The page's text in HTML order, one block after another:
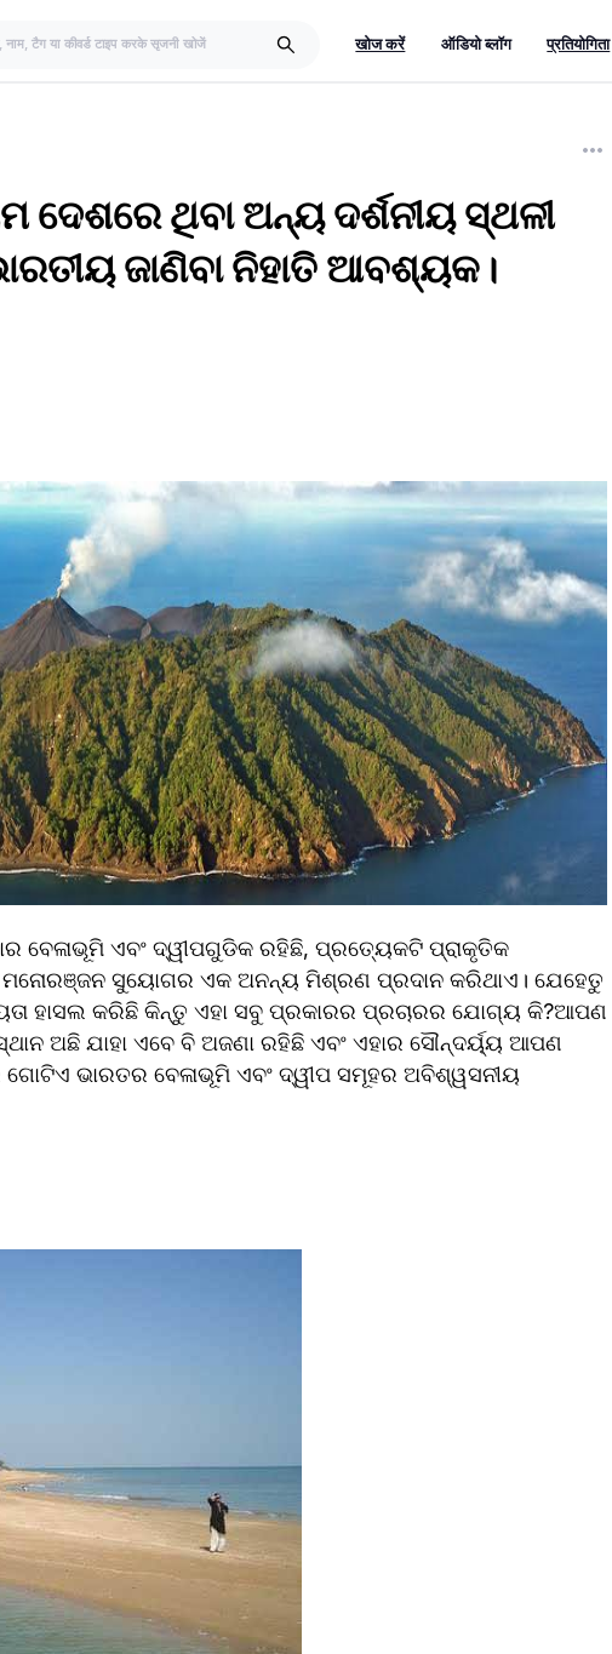
खोज करें ऑडियो ब्लॉग प्रतियोगिता
ଦେଶରେ ଥିବା ଅନ୍ୟ ଦର୍ଶନୀୟ ସ୍ଥଳୀ
ଜାଣିବା ନିହାତି ଆବଶ୍ୟକ।
ବେଳାଭୂମି ଏବଂ ଦ୍ୱୀପଗୁଡିକ ରହିଛି, ପ୍ରତ୍ୟେକଟି ପ୍ରାକୃତିକ
ମନୋରଞ୍ଜନ ସୁୟୋଗର ଏକ ଅନନ୍ୟ ମିଶ୍ରଣ ପ୍ରଦାନ କରିଥାଏ। ଯେହେତୁ
ହାସଲ କରିଛି କିନ୍ତୁ ଏହା ସବୁ ପ୍ରକାରର ପ୍ରଚାରର ଯୋଗ୍ୟ କି?ଆପଣ
ଅଛି ଯାହା ଏବେ ବି ଅଜଣା ରହିଛି ଏବଂ ଏହାର ସୌନ୍ଦର୍ୟ୍ୟ ଆପଣ
ଭାରତର ବେଳାଭୂମି ଏବଂ ଦ୍ୱୀପ ସମୂହର ଅବିଶ୍ୱସନୀୟ